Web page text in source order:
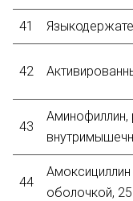
41
42
43
Аминофиллин,
44
Амоксициллин
оболочкой,